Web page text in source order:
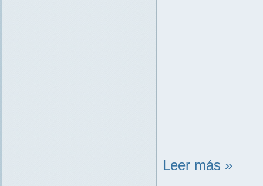
Leer más »